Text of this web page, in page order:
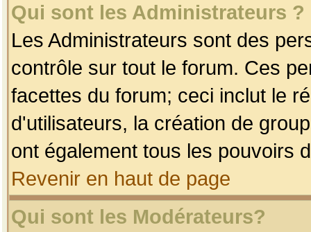
Qui sont les Administrateurs ?
Les Administrateurs sont des
contrôle sur tout le forum. Ces
facettes du forum; ceci inclut le
d'utilisateurs, la création de
ont également tous les pouvoirs
Revenir en haut de page
Qui sont les Modérateurs?